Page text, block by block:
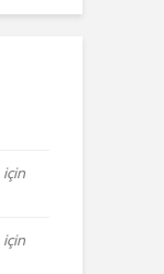
için
için